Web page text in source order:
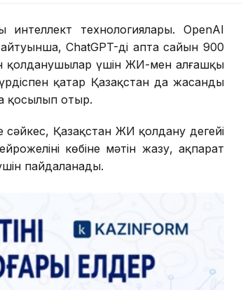
интеллект технологиялары. OpenAI
ChatGPT-ді апта сайын 900
қолданушылар үшін ЖИ-мен алғашқы
қатар Қазақстан да жасанды
қосылып отыр.
сәйкес, Қазақстан ЖИ қолдану деңгейі
көбіне мәтін жазу, ақпарат
пайдаланады.